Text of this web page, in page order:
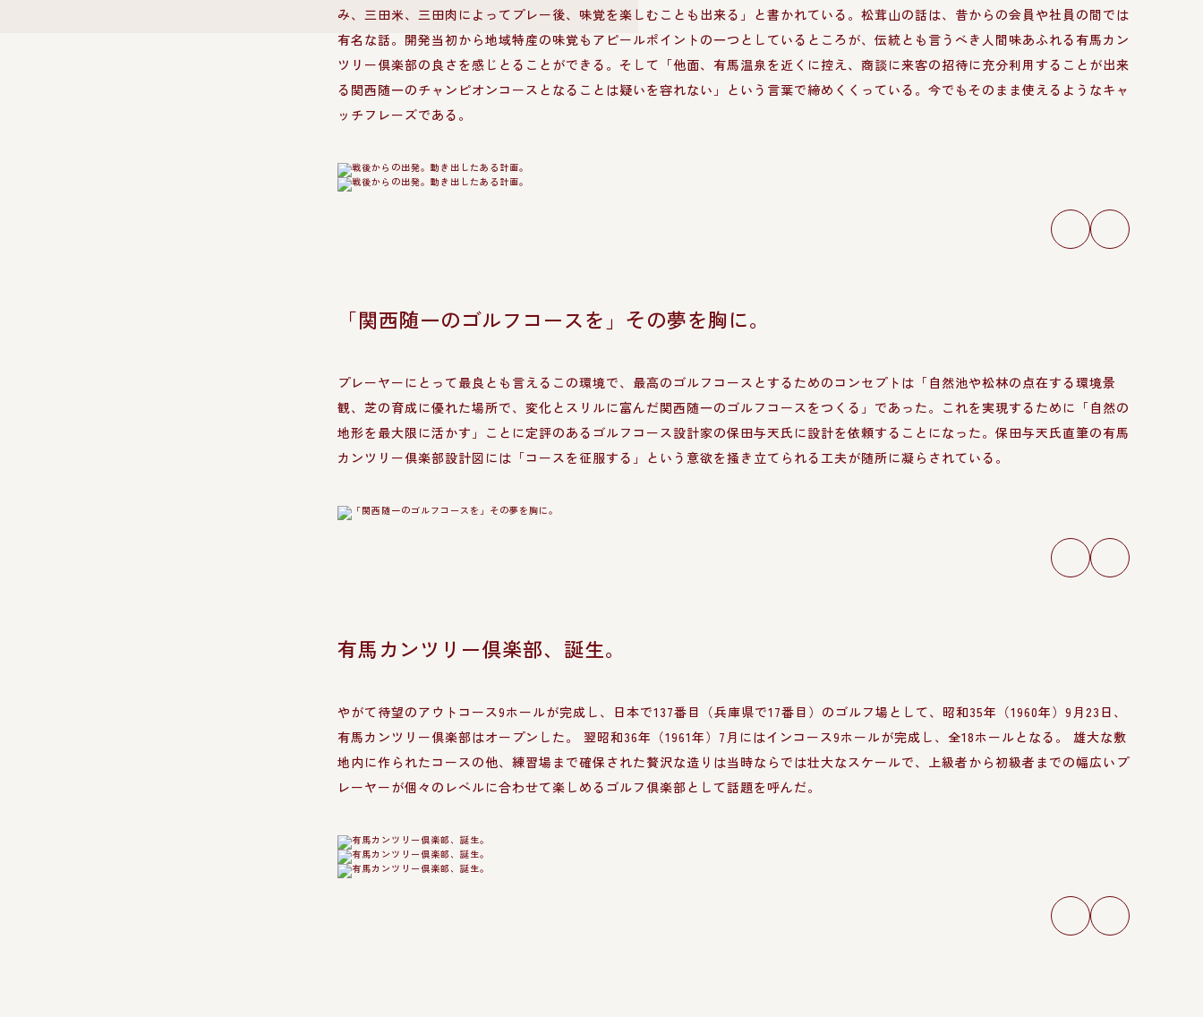
み、三田米、三田肉によってプレー後、味覚を楽しむことも出来る」と書かれている。松茸山の話は、昔からの会員や社員の間では
有名な話。開発当初から地域特産の味覚もアピールポイントの一つとしているところが、伝統とも言うべき人間味あふれる有馬カン
ツリー倶楽部の良さを感じとることができる。そして「他面、有馬温泉を近くに控え、商談に来客の招待に充分利用することが出来
る関西随一のチャンピオンコースとなることは疑いを容れない」という言葉で締めくくっている。今でもそのまま使えるようなキャ
ッチフレーズである。
「関西随一のゴルフコースを」その夢を胸に。
プレーヤーにとって最良とも言えるこの環境で、最高のゴルフコースとするためのコンセプトは「自然池や松林の点在する環境景
観、芝の育成に優れた場所で、変化とスリルに富んだ関西随一のゴルフコースをつくる」であった。これを実現するために「自然の
地形を最大限に活かす」ことに定評のあるゴルフコース設計家の保田与天氏に設計を依頼することになった。保田与天氏直筆の有馬
カンツリー倶楽部設計図には「コースを征服する」という意欲を掻き立てられる工夫が随所に凝らされている。
有馬カンツリー倶楽部、誕生。
やがて待望のアウトコース9ホールが完成し、日本で137番目（兵庫県で17番目）のゴルフ場として、昭和35年（1960年）9月23日、
有馬カンツリー倶楽部はオープンした。 翌昭和36年（1961年）7月にはインコース9ホールが完成し、全18ホールとなる。 雄大な敷
地内に作られたコースの他、練習場まで確保された贅沢な造りは当時ならでは壮大なスケールで、上級者から初級者までの幅広いプ
レーヤーが個々のレベルに合わせて楽しめるゴルフ倶楽部として話題を呼んだ。